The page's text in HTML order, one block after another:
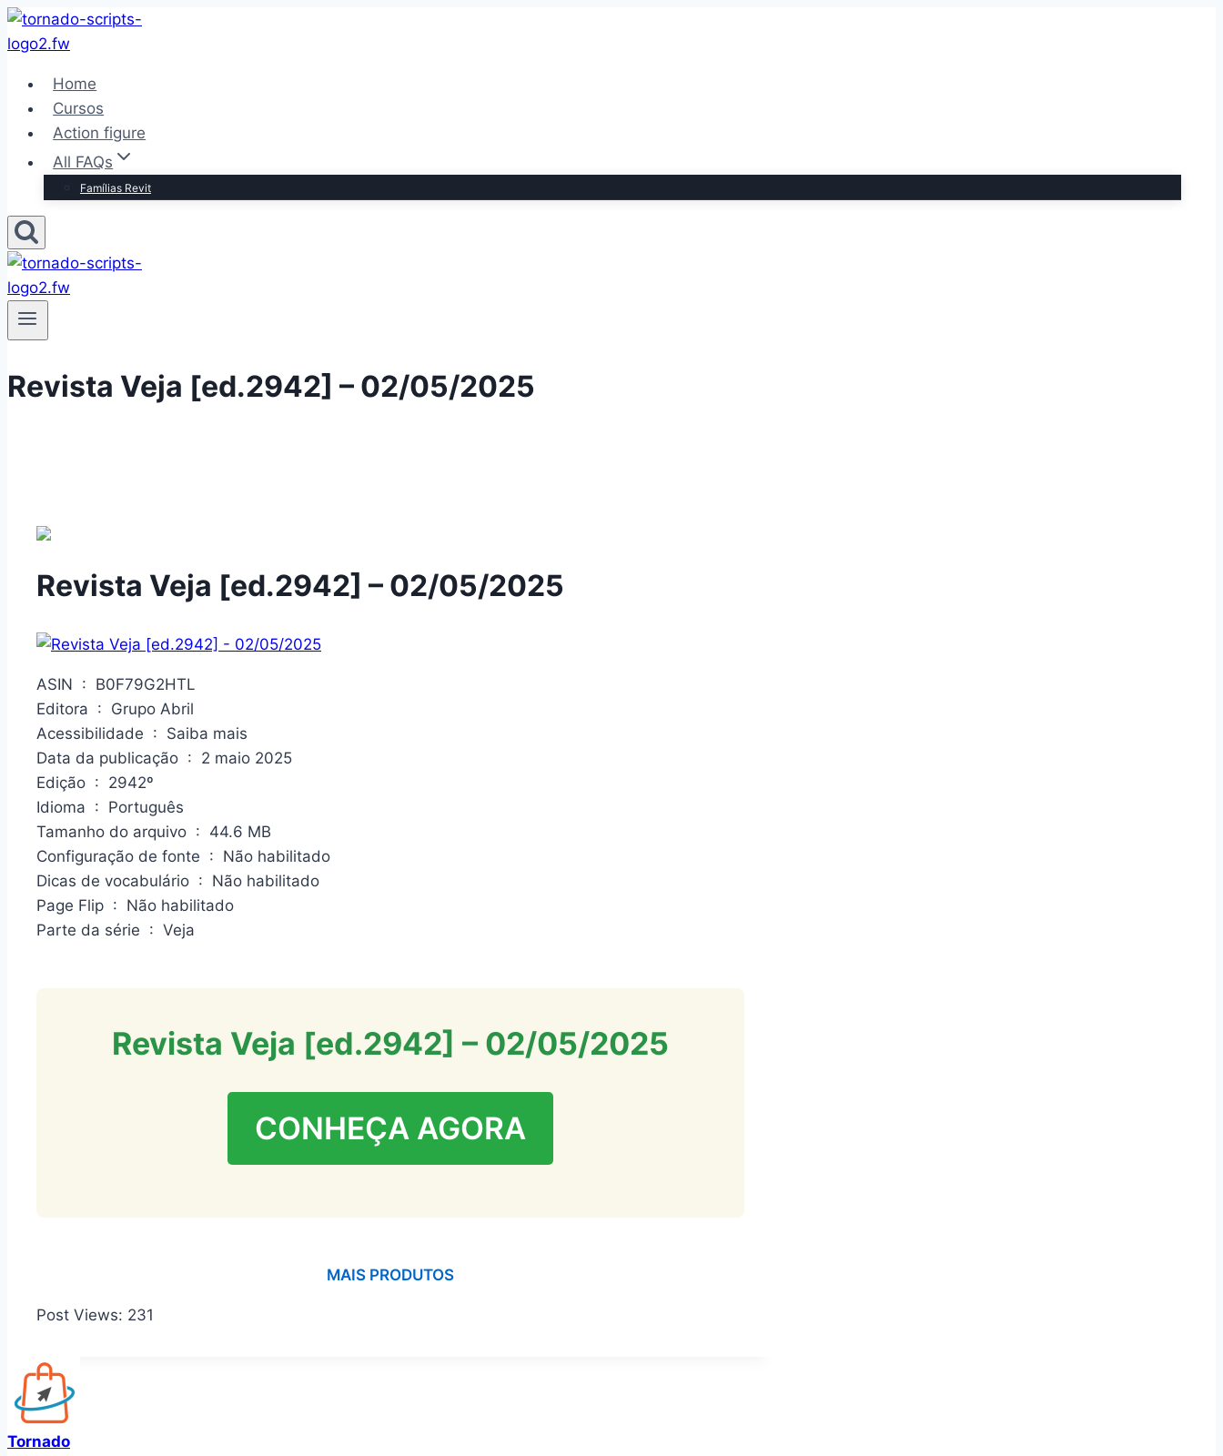
Pular
para
Conteúdo
Home
Cursos
Action figure
All FAQs
Famílias Revit
Revista Veja [ed.2942] – 02/05/2025
Revista Veja [ed.2942] – 02/05/2025
ASIN ‏ : ‎ B0F79G2HTL
Editora ‏ : ‎ Grupo Abril
Acessibilidade ‏ : ‎ Saiba mais
Data da publicação ‏ : ‎ 2 maio 2025
Edição ‏ : ‎ 2942º
Idioma ‏ : ‎ Português
Tamanho do arquivo ‏ : ‎ 44.6 MB
Configuração de fonte ‏ : ‎ Não habilitado
Dicas de vocabulário ‏ : ‎ Não habilitado
Page Flip ‏ : ‎ Não habilitado
Parte da série ‏ : ‎ Veja
Revista Veja [ed.2942] – 02/05/2025
CONHEÇA AGORA
MAIS PRODUTOS
Post Views: 231
Tornado